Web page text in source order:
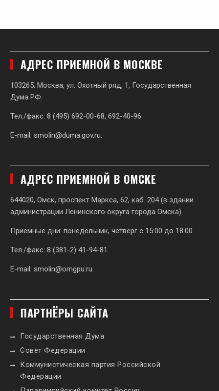
АДРЕС ПРИЕМНОЙ В МОСКВЕ
103265, Москва, ул. Охотный ряд, 1, Государственная
Дума РФ.
Тел./факс: 8 (495) 692-00-68, 692-40-96.
E-mail: smolin@duma.gov.ru
АДРЕС ПРИЕМНОЙ В ОМСКЕ
644020, Омск, проспект Маркса, 62, каб. 204 (в здании
администрации Ленинского округа города Омска).
Приемные дни: понедельник, четверг с 15:00 до 18:00.
Тел./факс: 8 (381-2) 41-94-81.
E-mail: smolin@omgpu.ru
ПАРТНЁРЫ САЙТА
Государственная Дума
Совет Федерации
Коммунистическая партия Российской
Федерации